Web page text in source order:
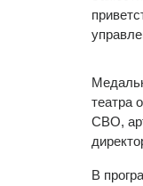
театра
СВО,
В